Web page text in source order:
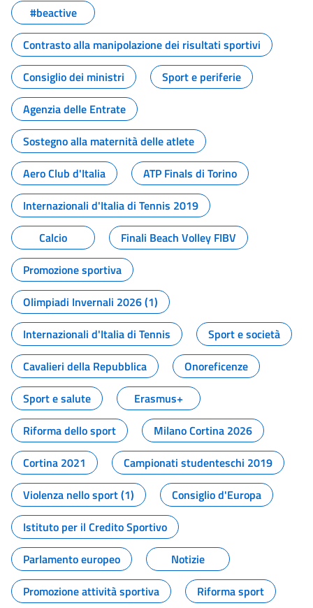
#beactive
Contrasto alla manipolazione dei risultati sportivi
Consiglio dei ministri
Sport e periferie
Agenzia delle Entrate
Sostegno alla maternità delle atlete
Aero Club d'Italia
ATP Finals di Torino
Internazionali d'Italia di Tennis 2019
Calcio
Finali Beach Volley FIBV
Promozione sportiva
Olimpiadi Invernali 2026 (1)
Internazionali d'Italia di Tennis
Sport e società
Cavalieri della Repubblica
Onoreficenze
Sport e salute
Erasmus+
Riforma dello sport
Milano Cortina 2026
Cortina 2021
Campionati studenteschi 2019
Violenza nello sport (1)
Consiglio d'Europa
Istituto per il Credito Sportivo
Parlamento europeo
Notizie
Promozione attività sportiva
Riforma sport